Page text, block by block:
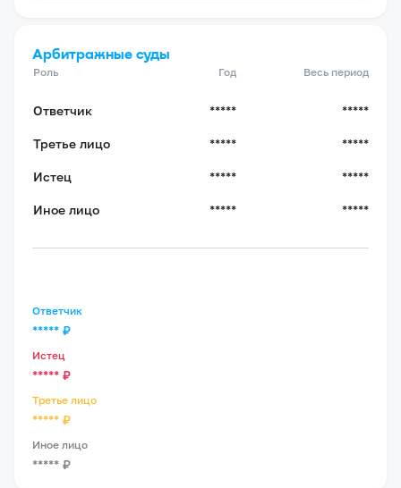
Арбитражные суды
Роль Год Весь период
Ответчик ***** *****
Третье лицо ***** *****
Истец ***** *****
Иное лицо ***** *****
Ответчик
***** ₽
Истец
***** ₽
Третье лицо
***** ₽
Иное лицо
***** ₽